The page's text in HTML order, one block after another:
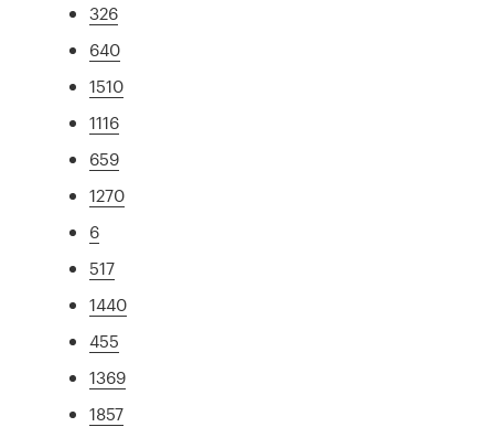
326
640
1510
1116
659
1270
6
517
1440
455
1369
1857